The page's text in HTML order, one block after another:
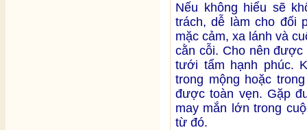
Nếu không hiểu sẽ
trách, dễ làm cho đối
mặc cảm, xa lánh và
cằn cỗi. Cho nên
tưới tẩm hạnh phúc.
trong mộng hoặc
được toàn vẹn. Gặp
may mắn lớn trong
từ đó.